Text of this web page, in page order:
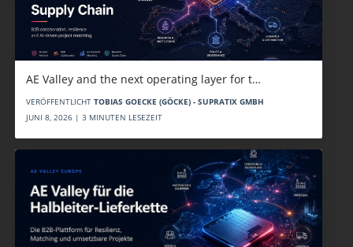
AE Valley and the next operating layer for t…
VERÖFFENTLICHT TOBIAS GOECKE (GÖCKE) - SUPRATIX GMBH
JUNI 8, 2026 | 3 MINUTEN LESEZEIT